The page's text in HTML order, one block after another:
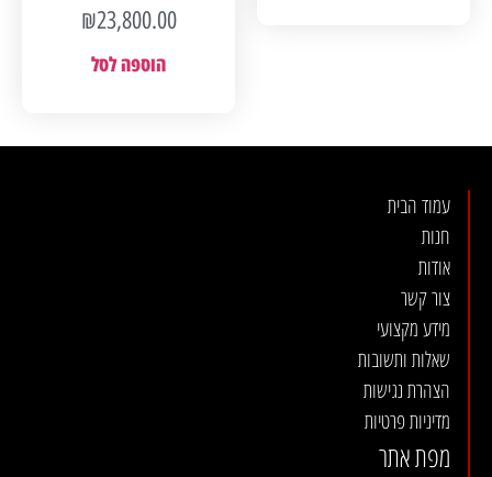
₪23,800.00
הוספה לסל
עמוד הבית
חנות
אודות
צור קשר
מידע מקצועי
שאלות ותשובות
הצהרת נגישות
מדיניות פרטיות
מפת אתר